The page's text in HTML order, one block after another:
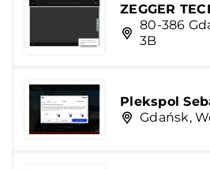
ZEGGER
80-386
3B
Plekspol
Gdańsk,